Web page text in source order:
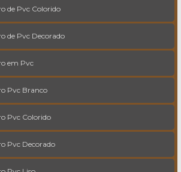
de Pvc Colorido
de Pvc Decorado
em Pvc
Pvc Branco
Pvc Colorido
Pvc Decorado